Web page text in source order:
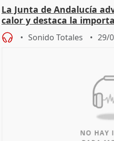
La Junta de Andalucía
calor y destaca la
Sonido Totales 29/